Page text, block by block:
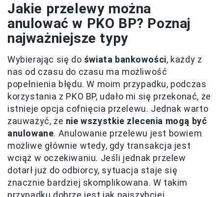
Jakie przelewy można
anulować w PKO BP? Poznaj
najważniejsze typy
Wybierając się do świata bankowości, każdy z
nas od czasu do czasu ma możliwość
popełnienia błędu. W moim przypadku, podczas
korzystania z PKO BP, udało mi się przekonać, że
istnieje opcja cofnięcia przelewu. Jednak warto
zauważyć, że nie wszystkie zlecenia mogą być
anulowane. Anulowanie przelewu jest bowiem
możliwe głównie wtedy, gdy transakcja jest
wciąż w oczekiwaniu. Jeśli jednak przelew
dotarł już do odbiorcy, sytuacja staje się
znacznie bardziej skomplikowana. W takim